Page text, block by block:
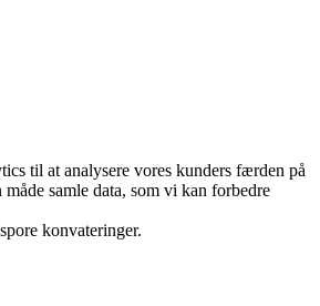
til at analysere vores kunders færden på
samle data, som vi kan forbedre
konvateringer.